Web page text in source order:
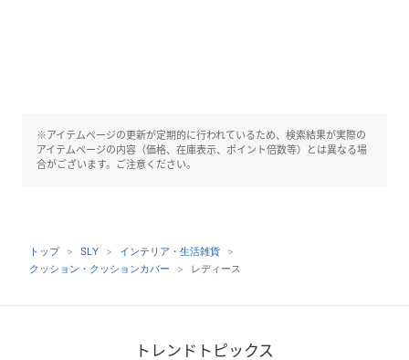
※アイテムページの更新が定期的に行われているため、検索結果が実際の
アイテムページの内容（価格、在庫表示、ポイント倍数等）とは異なる場
合がございます。ご注意ください。
トップ SLY
インテリア・生活雑貨
クッション・クッションカバー
レディース
トレンドトピックス